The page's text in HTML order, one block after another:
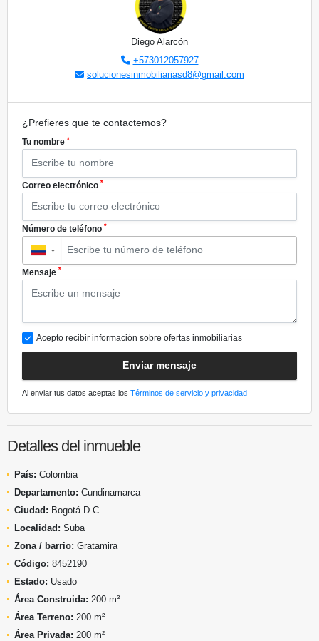
Diego Alarcón
+573012057927
solucionesinmobiliariasd8@gmail.com
¿Prefieres que te contactemos?
Tu nombre *
Correo electrónico *
Número de teléfono *
▼
Mensaje *
Acepto recibir información sobre ofertas inmobiliarias
Enviar mensaje
Al enviar tus datos aceptas los Términos de servicio y privacidad
Detalles del inmueble
País: Colombia
Departamento: Cundinamarca
Ciudad: Bogotá D.C.
Localidad: Suba
Zona / barrio: Gratamira
Código: 8452190
Estado: Usado
Área Construida: 200 m²
Área Terreno: 200 m²
Área Privada: 200 m²